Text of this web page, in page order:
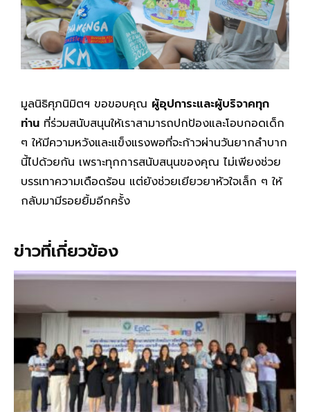
มูลนิธิศุภนิมิตฯ ขอขอบคุณ ผู้อุปการะและผู้บริจาคทุก
ท่าน ที่ร่วมสนับสนุนให้เราสามารถปกป้องและโอบกอดเด็ก
ๆ ให้มีความหวังและแข็งแรงพอที่จะก้าวผ่านวันยากลำบาก
นี้ไปด้วยกัน เพราะทุกการสนับสนุนของคุณ ไม่เพียงช่วย
บรรเทาความเดือดร้อน แต่ยังช่วยเยียวยาหัวใจเล็ก ๆ ให้
กลับมามีรอยยิ้มอีกครั้ง
ข่าวที่เกี่ยวข้อง